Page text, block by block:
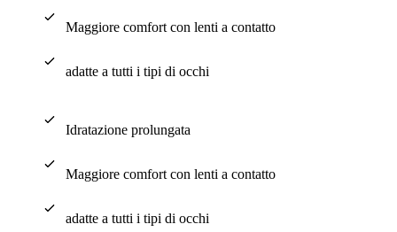
Maggiore comfort con lenti a contatto
adatte a tutti i tipi di occhi
Idratazione prolungata
Maggiore comfort con lenti a contatto
adatte a tutti i tipi di occhi